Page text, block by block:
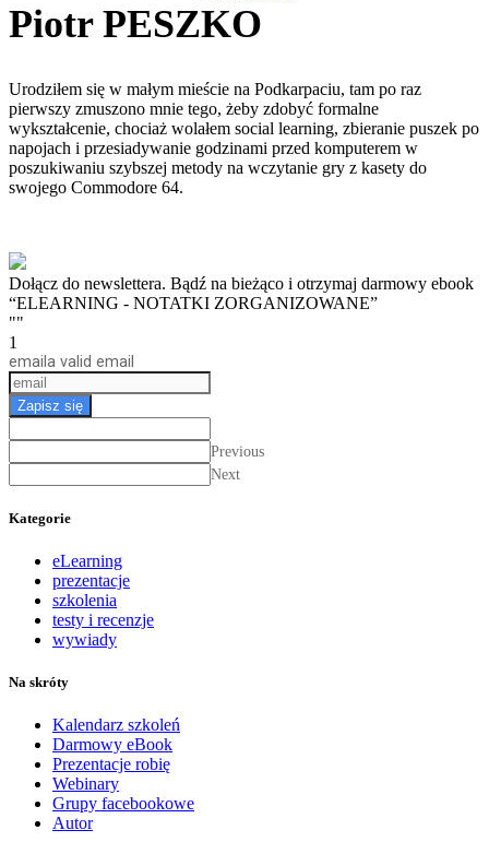
Piotr PESZKO
Urodziłem się w małym mieście na Podkarpaciu, tam po raz
pierwszy zmuszono mnie tego, żeby zdobyć formalne
wykształcenie, chociaż wolałem social learning, zbieranie puszek po
napojach i przesiadywanie godzinami przed komputerem w
poszukiwaniu szybszej metody na wczytanie gry z kasety do
swojego Commodore 64.
Dołącz do newslettera. Bądź na bieżąco i otrzymaj darmowy ebook
“ELEARNING - NOTATKI ZORGANIZOWANE”
""
1
email a valid email
Zapisz się
Previous
Next
Kategorie
eLearning
prezentacje
szkolenia
testy i recenzje
wywiady
Na skróty
Kalendarz szkoleń
Darmowy eBook
Prezentacje robię
Webinary
Grupy facebookowe
Autor